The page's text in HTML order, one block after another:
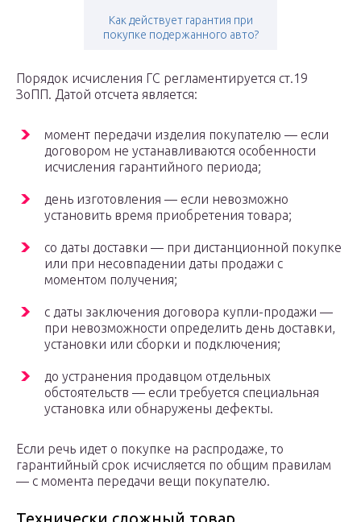
Как действует гарантия при
покупке подержанного авто?
Порядок исчисления ГС регламентируется ст.19
ЗоПП. Датой отсчета является:
момент передачи изделия покупателю — если
договором не устанавливаются особенности
исчисления гарантийного периода;
день изготовления — если невозможно
установить время приобретения товара;
со даты доставки — при дистанционной покупке
или при несовпадении даты продажи с
моментом получения;
с даты заключения договора купли-продажи —
при невозможности определить день доставки,
установки или сборки и подключения;
до устранения продавцом отдельных
обстоятельств — если требуется специальная
установка или обнаружены дефекты.
Если речь идет о покупке на распродаже, то
гарантийный срок исчисляется по общим правилам
— с момента передачи вещи покупателю.